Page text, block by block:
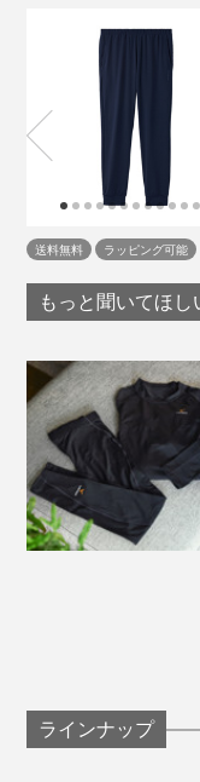
ヒモの先端はほつ
います。
という感想は出ま
私はむしろタイツ
が減ってきたせい
りがスースー冷
おかげで、ほかほ
筋肉痛を覚悟して
よりダルさもなく
送料無料 ラッピング可能
もっと聞いてほし
ラインナップ